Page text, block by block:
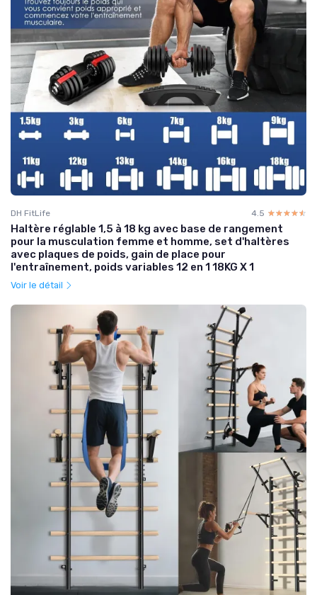
DH FitLife 4.5 ☆☆☆☆☆
★★★★★
Haltère réglable 1,5 à 18 kg avec base de rangement
pour la musculation femme et homme, set d'haltères
avec plaques de poids, gain de place pour
l'entraînement, poids variables 12 en 1 18KG X 1
Voir le détail